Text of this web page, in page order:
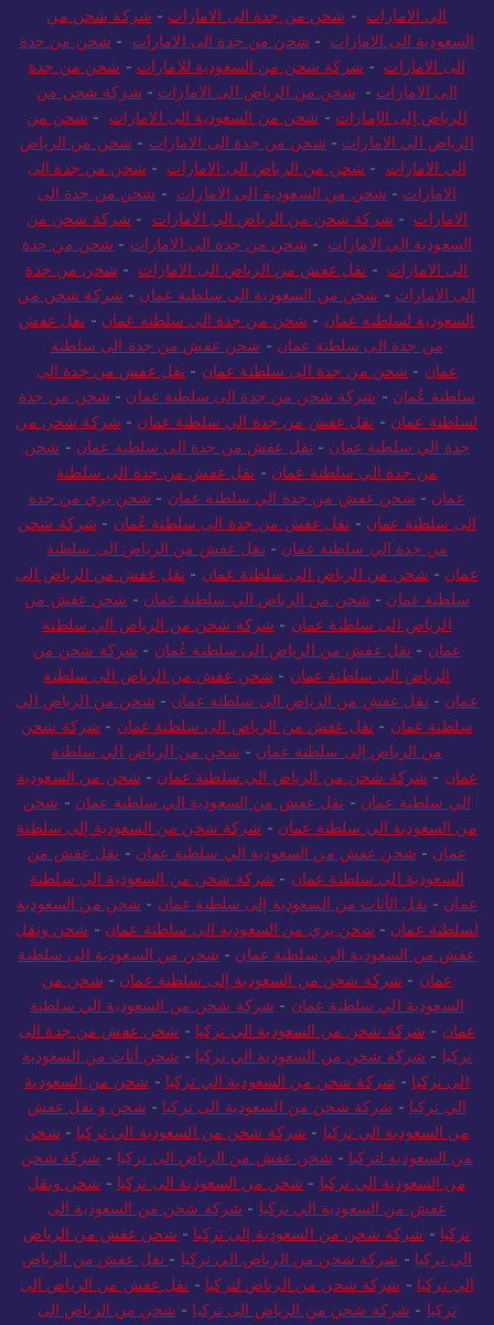
الي الامارات - شحن من جدة الى الامارات - شركة شحن من
السعودية الى الامارات - شحن من جدة الى الامارات - شحن من جدة
الى الامارات - شركة شحن من السعودية للامارات - شحن من جدة
الى الامارات - شحن من الرياض الى الامارات - شركة شحن من
الرياض إلى الإمارات - شحن من السعودية الى الامارات - شحن من
الرياض الى الامارات - شحن من جدة الى الامارات - شحن من الرياض
الي الامارات - شحن من الرياض الى الامارات - شحن من جدة الى
الامارات - شحن من السعودية الى الامارات - شحن من جدة الى
الامارات - شركة شحن من الرياض الي الامارات - شركة شحن من
السعودية الي الامارات - شحن من جدة الى الامارات - شحن من جدة
الى الامارات - نقل عفش من الرياض الى الامارات - شحن من جدة
الى الامارات - شحن من السعودية الى سلطنة عمان - شركة شحن من
السعودية لسلطنة عمان - شحن من جدة الي سلطنة عمان - نقل عفش
من جدة الى سلطنة عمان - شحن عفش من جدة الى سلطنة
عمان - شحن من جدة الى سلطنة عمان - نقل عفش من جدة الى
سلطنة عُمان - شركة شحن من جدة الى سلطنة عمان - شحن من جدة
لسلطنة عمان - نقل عفش من جدة الي سلطنة عمان - شركة شحن من
جدة الي سلطنة عمان - نقل عفش من جدة الى سلطنة عمان - شحن
من جدة الي سلطنة عمان - نقل عفش من جدة الى سلطنة
عمان - شحن عفش من جدة الي سلطنة عمان - شحن بري من جدة
الى سلطنة عمان - نقل عفش من جدة الى سلطنة عُمان - شركة شحن
من جدة الي سلطنة عمان - نقل عفش من الرياض الى سلطنة
عمان - شحن من الرياض الى سلطنة عمان - نقل عفش من الرياض الى
سلطنة عمان - شحن من الرياض الي سلطنة عمان - شحن عفش من
الرياض الى سلطنة عمان - شركة شحن من الرياض الي سلطنة
عمان - نقل عفش من الرياض الى سلطنة عُمان - شركة شحن من
الرياض الي سلطنة عمان - شحن عفش من الرياض الي سلطنة
عمان - نقل عفش من الرياض الى سلطنة عمان - شحن من الرياض الى
سلطنة عمان - نقل عفش من الرياض الى سلطنة عمان - شركة شحن
من الرياض إلى سلطنة عمان - شحن من الرياض الي سلطنة
عمان - شركة شحن من الرياض الي سلطنة عمان - شحن من السعودية
الي سلطنة عمان - نقل عفش من السعودية الي سلطنة عمان - شحن
من السعودية الي سلطنة عمان - شركة شحن من السعودية إلى سلطنة
عمان - شحن عفش من السعودية الي سلطنة عمان - نقل عفش من
السعودية الي سلطنة عمان - شركة شحن من السعودية الي سلطنة
عمان - نقل الأثاث من السعودية إلى سلطنة عمان - شحن من السعودية
لسلطنة عمان - شحن بري من السعودية الي سلطنة عمان - شحن ونقل
عفش من السعودية الي سلطنة عمان - شحن من السعودية الى سلطنة
عمان - شركة شحن من السعودية إلى سلطنة عمان - شحن من
السعودية الي سلطنة عمان - شركة شحن من السعودية الي سلطنة
عمان - شركة شحن من السعودية الي تركيا - شحن عفش من جدة الى
تركيا - شركة شحن من السعودية الي تركيا - شحن أثاث من السعودية
الى تركيا - شركة شحن من السعودية الي تركيا - شحن من السعودية
الي تركيا - شركة شحن من السعودية الى تركيا - شحن و نقل عفش
من السعودية الي تركيا - شركة شحن من السعودية الي تركيا - شحن
من السعودية لتركيا - شحن عفش من الرياض الى تركيا - شركة شحن
من السعودية الي تركيا - شحن من السعودية الى تركيا - شحن ونقل
عفش من السعودية الي تركيا - شركة شحن من السعودية الى
تركيا - شركة شحن من السعودية إلى تركيا - شحن عفش من الرياض
الى تركيا - شركة شحن من الرياض الي تركيا - نقل عفش من الرياض
الي تركيا - شركة شحن من الرياض لتركيا - نقل عفش من الرياض الى
تركيا - شركة شحن من الرياض الى تركيا - شحن من الرياض الى